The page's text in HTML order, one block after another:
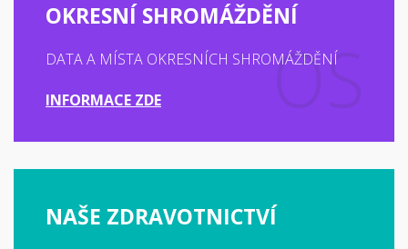
OKRESNÍ SHROMÁŽDĚNÍ
DATA A MÍSTA OKRESNÍCH SHROMÁŽDĚNÍ
INFORMACE ZDE
NAŠE ZDRAVOTNICTVÍ